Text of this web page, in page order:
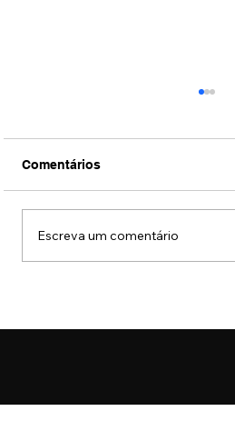
Comentários
Escreva um comentário